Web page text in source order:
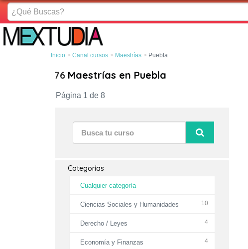
¿Qué
Buscas?
Inicio Canal cursos Maestrías Puebla
76 Maestrías en Puebla
Página 1 de 8
Categorías
Cualquier categoría
Ciencias Sociales y Humanidades 10
Derecho / Leyes 4
Economía y Finanzas 4